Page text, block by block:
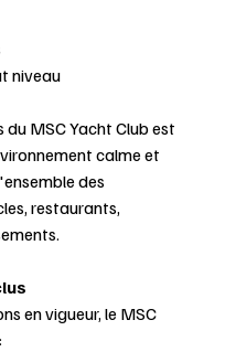
niveau
MSC Yacht Club est
calme et
des
restaurants,
en vigueur, le MSC